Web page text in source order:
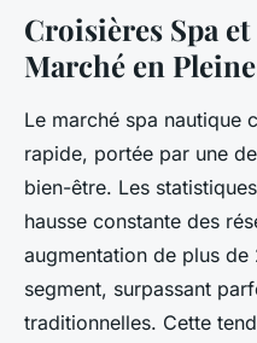
Croisières Spa
Marché en
Le marché spa nautique
rapide, portée par une
bien-être. Les
hausse constante des
augmentation de plus
segment, surpassant
traditionnelles. Cette